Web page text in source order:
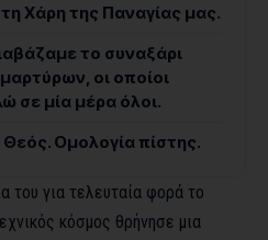
Χάρη της Παναγίας μας.
το συναξάρι
οι οποίοι
σε μία μέρα όλοι.
Ομολογία πίστης.
του για τελευταία φορά το
κόσμος θρήνησε μια